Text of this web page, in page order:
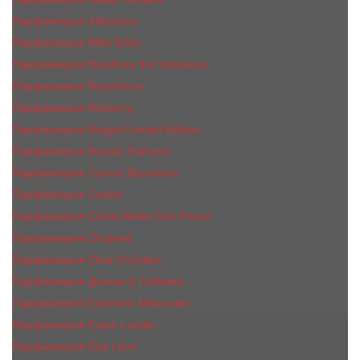
Парфюмерия Atkinsons
Парфюмерия Billie Eilish
Парфюмерия Boadicea the Victorious
Парфюмерия Boucheron
Парфюмерия Burberry
Парфюмерия Bvlgari Limited Edition
Парфюмерия Byredo Parfums
Парфюмерия Carner Barcelona
Парфюмерия Cartier
Парфюмерия Chloe Atelier Des Fleurs
Парфюмерия Сhopard
Парфюмерия Clive Christian
Парфюмерия Дольче & Габбана
Парфюмерия Escentric Molecules
Парфюмерия Estee Lаudеr
Парфюмерия Etat Libre